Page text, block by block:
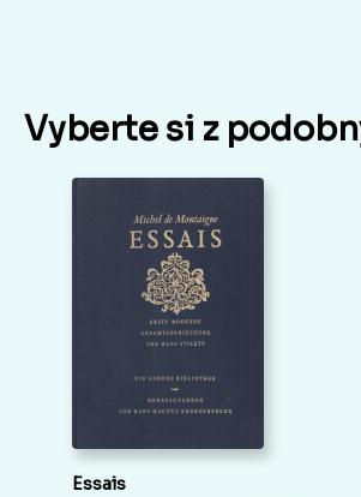
Vyberte si z
Essais